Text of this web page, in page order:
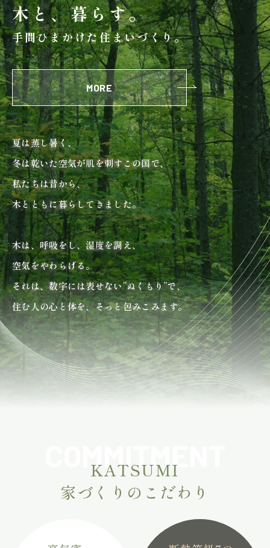
検査・アフターメンテナンス
家づくりのスケジュール
よくあるご質問 店舗紹介
スタッフブログ ZEH普及目標
プライバシー
ポリシー
ソーシャルメディアポリ
シー
サイトマップ
MENU
木と、暮らす。
手間ひまかけた住まいづくり。
MORE
夏は蒸し暑く、
冬は乾いた空気が肌を刺すこの国で、
私たちは昔から、
木とともに暮らしてきました。
木は、呼吸をし、湿度を調え、
空気をやわらげる。
それは、数字には表せない“ぬくもり”で、
住む人の心と体を、そっと包みこみます。
COMMITMENT
KATSUMI
家づくりのこだわり